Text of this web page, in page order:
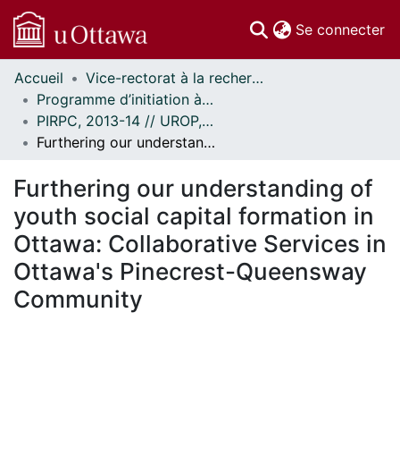
Se connecter
Communautés
et collections
Parcourir
Statistiques
À propos
Accueil
Vice-rectorat à la recherche // Office of the V-P, Research
Programme d’initiation à la recherche au premier cycle (PIRPC) // Undergraduate Research Opportunity Program (UROP)
PIRPC, 2013-14 // UROP, 2013-14
Furthering our understanding of youth social capital formation in Ottawa: Collaborative Services in Ottawa's Pinecrest-Queensway Community
Furthering our understanding of
youth social capital formation in
Ottawa: Collaborative Services in
Ottawa's Pinecrest-Queensway
Community